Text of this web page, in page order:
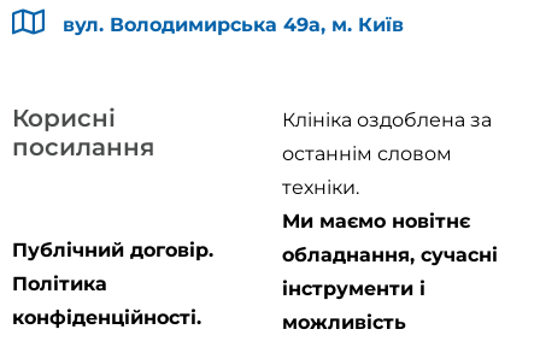
вул. Володимирська 49а, м. Київ
Корисні
посилання
Публічний договір.
Політика
конфіденційності.
Клініка оздоблена за
останнім словом
техніки.
Ми маємо новітнє
обладнання, сучасні
інструменти і
можливість